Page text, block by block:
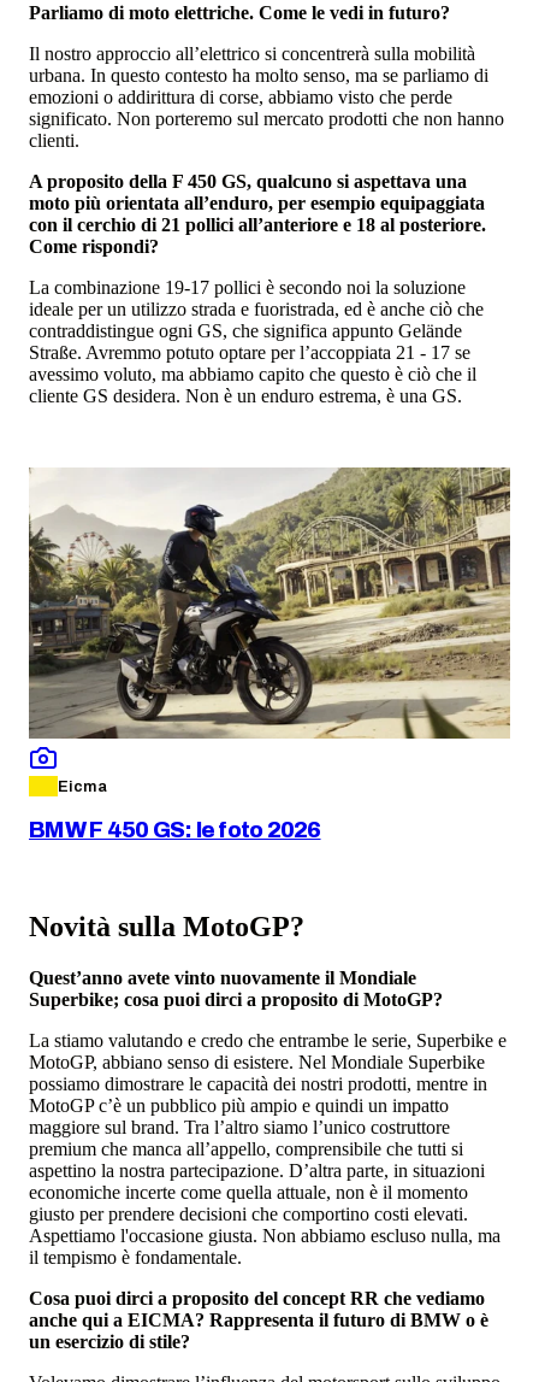
Parliamo di moto elettriche. Come le vedi in futuro?
Il nostro approccio all’elettrico si concentrerà sulla mobilità
urbana. In questo contesto ha molto senso, ma se parliamo di
emozioni o addirittura di corse, abbiamo visto che perde
significato. Non porteremo sul mercato prodotti che non hanno
clienti.
A proposito della F 450 GS, qualcuno si aspettava una
moto più orientata all’enduro, per esempio equipaggiata
con il cerchio di 21 pollici all’anteriore e 18 al posteriore.
Come rispondi?
La combinazione 19-17 pollici è secondo noi la soluzione
ideale per un utilizzo strada e fuoristrada, ed è anche ciò che
contraddistingue ogni GS, che significa appunto Gelände
Straße. Avremmo potuto optare per l’accoppiata 21 - 17 se
avessimo voluto, ma abbiamo capito che questo è ciò che il
cliente GS desidera. Non è un enduro estrema, è una GS.
Eicma
BMW F 450 GS: le foto 2026
Novità sulla MotoGP?
Quest’anno avete vinto nuovamente il Mondiale
Superbike; cosa puoi dirci a proposito di MotoGP?
La stiamo valutando e credo che entrambe le serie, Superbike e
MotoGP, abbiano senso di esistere. Nel Mondiale Superbike
possiamo dimostrare le capacità dei nostri prodotti, mentre in
MotoGP c’è un pubblico più ampio e quindi un impatto
maggiore sul brand. Tra l’altro siamo l’unico costruttore
premium che manca all’appello, comprensibile che tutti si
aspettino la nostra partecipazione. D’altra parte, in situazioni
economiche incerte come quella attuale, non è il momento
giusto per prendere decisioni che comportino costi elevati.
Aspettiamo l'occasione giusta. Non abbiamo escluso nulla, ma
il tempismo è fondamentale.
Cosa puoi dirci a proposito del concept RR che vediamo
anche qui a EICMA? Rappresenta il futuro di BMW o è
un esercizio di stile?